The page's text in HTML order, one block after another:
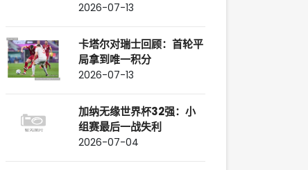
2026-07-13
卡塔尔对瑞士回顾：首轮平
局拿到唯一积分
2026-07-13
加纳无缘世界杯32强：小
组赛最后一战失利
2026-07-04